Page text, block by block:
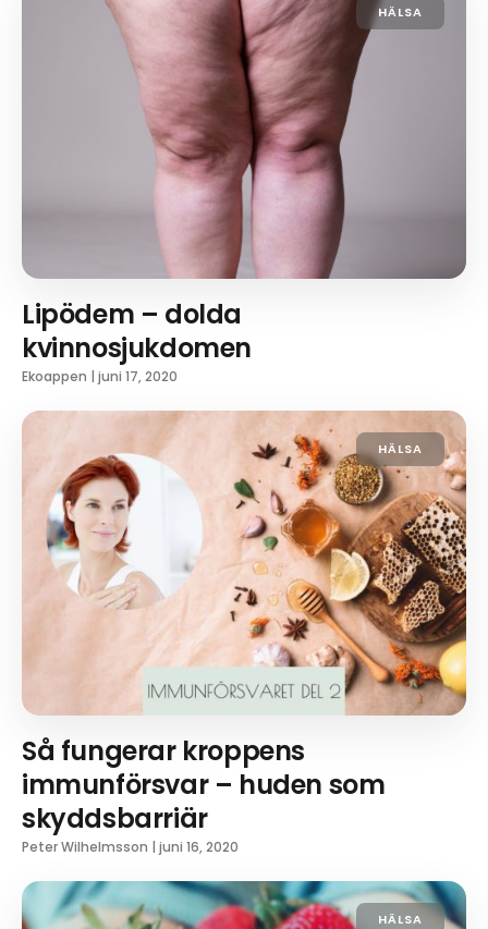
HÄLSA
Lipödem – dolda
kvinnosjukdomen
Ekoappen | juni 17, 2020
HÄLSA
Så fungerar kroppens
immunförsvar – huden som
skyddsbarriär
Peter Wilhelmsson | juni 16, 2020
HÄLSA